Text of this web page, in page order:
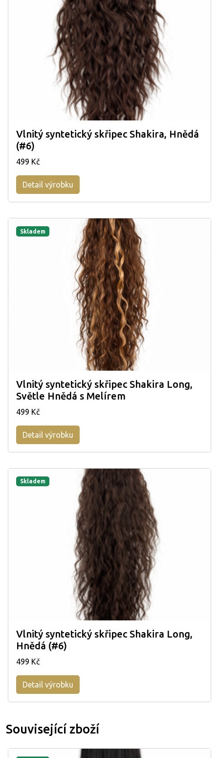
Vlnitý syntetický skřipec Shakira, Hnědá
(#6)
499 Kč
Detail výrobku
Skladem
Vlnitý syntetický skřipec Shakira Long,
Světle Hnědá s Melírem
499 Kč
Detail výrobku
Skladem
Vlnitý syntetický skřipec Shakira Long,
Hnědá (#6)
499 Kč
Detail výrobku
Související zboží